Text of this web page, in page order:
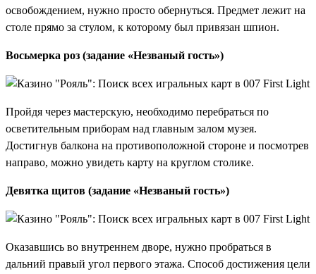
освобождением, нужно просто обернуться. Предмет лежит на
столе прямо за стулом, к которому был привязан шпион.
Восьмерка роз (задание «Незваный гость»)
Пройдя через мастерскую, необходимо перебраться по
осветительным приборам над главным залом музея.
Достигнув балкона на противоположной стороне и посмотрев
направо, можно увидеть карту на круглом столике.
Девятка щитов (задание «Незваный гость»)
Оказавшись во внутреннем дворе, нужно пробраться в
дальний правый угол первого этажа. Способ достижения цели